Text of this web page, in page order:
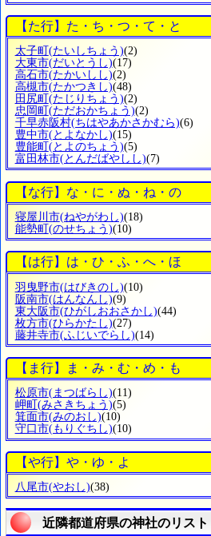
【た行】た・ち・つ・て・と
太子町 (たいしちょう)(2)
大東市(だいとうし)(17)
高石市(たかいしし)(2)
高槻市(たかつきし)(48)
田尻町 (たじりちょう)(2)
忠岡町 (ただおかちょう)(2)
千早赤阪村(ちはやあかさかむら)(6)
豊中市(とよなかし)(15)
豊能町 (とよのちょう)(5)
富田林市(とんだばやしし)(7)
【な行】な・に・ぬ・ね・の
寝屋川市(ねやがわし)(18)
能勢町 (のせちょう)(10)
【は行】は・ひ・ふ・へ・ほ
羽曳野市(はびきのし)(10)
阪南市(はんなんし)(9)
東大阪市(ひがしおおさかし)(44)
枚方市(ひらかたし)(27)
藤井寺市(ふじいでらし)(14)
【ま行】ま・み・む・め・も
松原市(まつばらし)(11)
岬町 (みさきちょう)(5)
箕面市(みのおし)(10)
守口市(もりぐちし)(10)
【や行】や・ゆ・よ
八尾市(やおし)(38)
近隣都道府県の神社のリスト